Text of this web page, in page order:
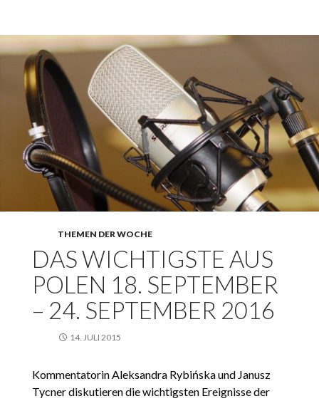
THEMEN DER WOCHE
DAS WICHTIGSTE AUS
POLEN 18. SEPTEMBER
– 24. SEPTEMBER 2016
14. JULI 2015
Kommentatorin Aleksandra Rybińska und Janusz
Tycner diskutieren die wichtigsten Ereignisse der